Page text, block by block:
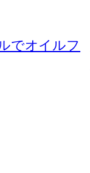
でオイルフ